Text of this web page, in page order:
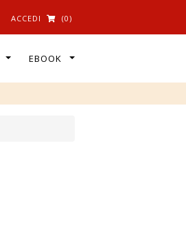
ACCEDI (0)
EBOOK